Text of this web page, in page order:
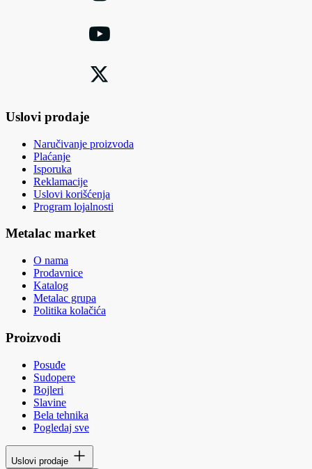
Uslovi prodaje
Naručivanje proizvoda
Plaćanje
Isporuka
Reklamacije
Uslovi korišćenja
Program lojalnosti
Metalac market
O nama
Prodavnice
Katalog
Metalac grupa
Politika kolačića
Proizvodi
Posuđe
Sudopere
Bojleri
Slavine
Bela tehnika
Pogledaj sve
Uslovi prodaje